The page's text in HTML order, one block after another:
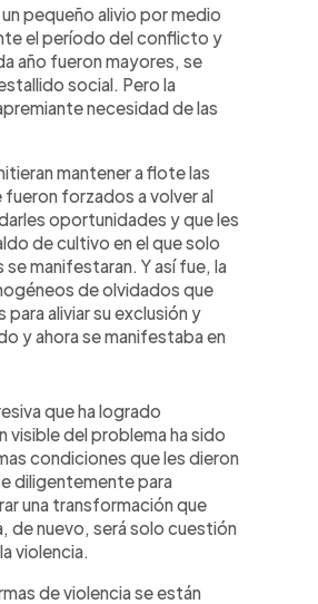
pequeño alivio por medio
el período del conflicto y
año fueron mayores, se
social. Pero la
necesidad de las
mantener a flote las
fueron forzados a volver al
oportunidades y que les
de cultivo en el que solo
manifestaran. Y así fue, la
de olvidados que
aliviar su exclusión y
y ahora se manifestaba en
que ha logrado
visible del problema ha sido
condiciones que les dieron
diligentemente para
una transformación que
de nuevo, será solo cuestión
violencia.
de violencia se están